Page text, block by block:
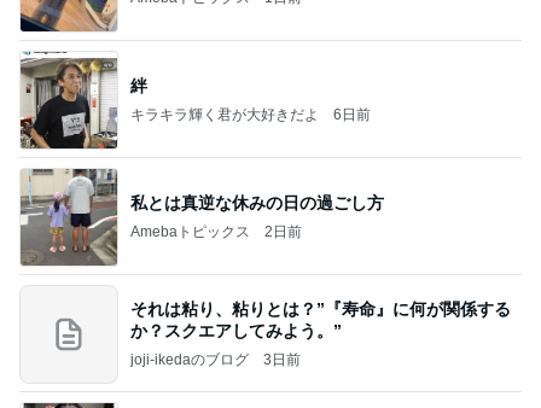
絆
キラキラ輝く君が大好きだよ 6日前
私とは真逆な休みの日の過ごし方
Amebaトピックス 2日前
それは粘り、粘りとは？”『寿命』に何が関係する
か？スクエアしてみよう。”
joji-ikedaのブログ 3日前